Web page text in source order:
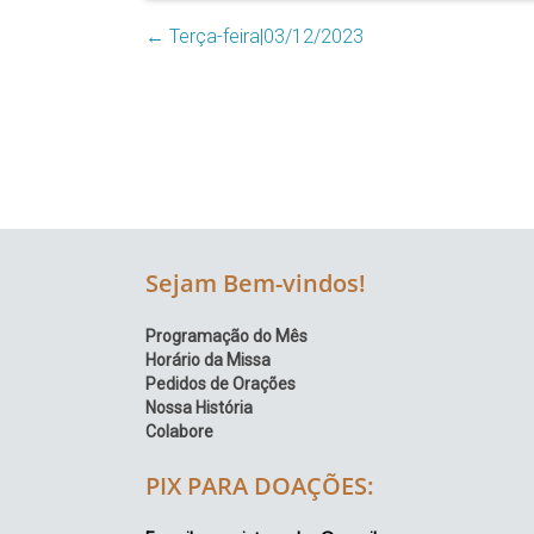
Episcopal
← Terça-feira|03/12/2023
Sejam Bem-vindos!
Programação do Mês
Horário da Missa
Pedidos de Orações
Nossa História
Colabore
PIX PARA DOAÇÕES: